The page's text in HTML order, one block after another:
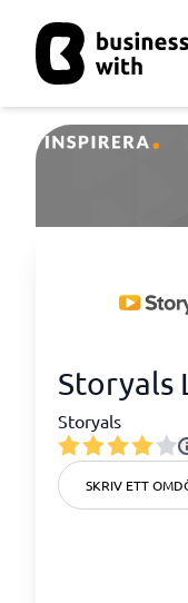
Storyals
Storyals
SKRIV ETT